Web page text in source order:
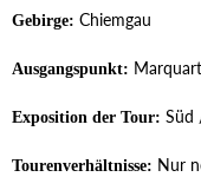
Gebirge: Chiemgau
Ausgangspunkt:
Exposition der Tour: Süd
Tourenverhältnisse: Nur